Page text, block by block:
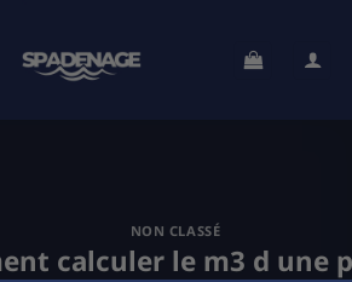
NON CLASSÉ
calculer le m3 d une